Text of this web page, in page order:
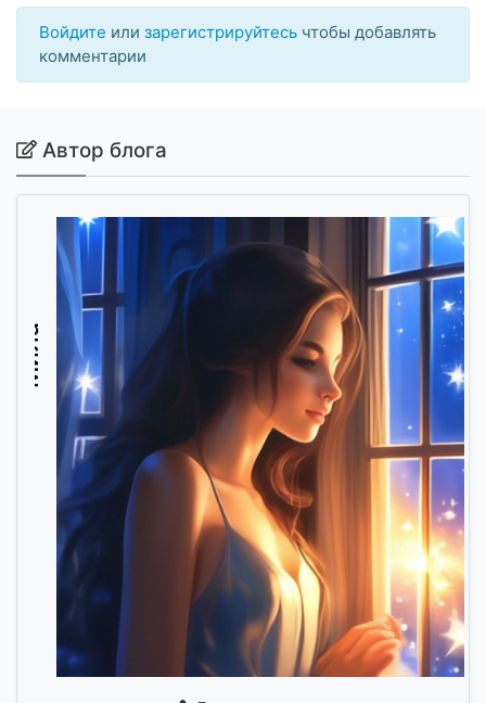
Войдите или зарегистрируйтесь чтобы добавлять
комментарии
Автор блога
Мила